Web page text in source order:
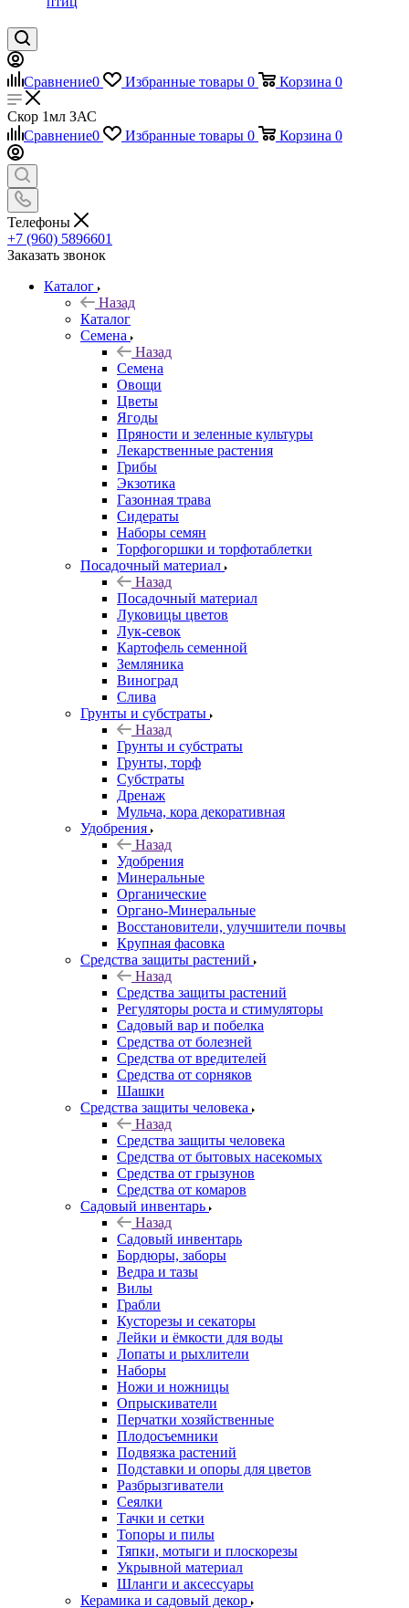
Сравнение0 Избранные товары 0 Корзина 0
Скор 1мл ЗАС
Сравнение0 Избранные товары 0 Корзина 0
Телефоны
+7 (960) 5896601
Заказать звонок
Каталог
Назад
Каталог
Семена
Назад
Семена
Овощи
Цветы
Ягоды
Пряности и зеленные культуры
Лекарственные растения
Грибы
Экзотика
Газонная трава
Сидераты
Наборы семян
Торфогоршки и торфотаблетки
Посадочный материал
Назад
Посадочный материал
Луковицы цветов
Лук-севок
Картофель семенной
Земляника
Виноград
Слива
Грунты и субстраты
Назад
Грунты и субстраты
Грунты, торф
Субстраты
Дренаж
Мульча, кора декоративная
Удобрения
Назад
Удобрения
Минеральные
Органические
Органо-Минеральные
Восстановители, улучшители почвы
Крупная фасовка
Средства защиты растений
Назад
Средства защиты растений
Регуляторы роста и стимуляторы
Садовый вар и побелка
Средства от болезней
Средства от вредителей
Средства от сорняков
Шашки
Средства защиты человека
Назад
Средства защиты человека
Средства от бытовых насекомых
Средства от грызунов
Средства от комаров
Садовый инвентарь
Назад
Садовый инвентарь
Бордюры, заборы
Ведра и тазы
Вилы
Грабли
Кусторезы и секаторы
Лейки и ёмкости для воды
Лопаты и рыхлители
Наборы
Ножи и ножницы
Опрыскиватели
Перчатки хозяйственные
Плодосъемники
Подвязка растений
Подставки и опоры для цветов
Разбрызгиватели
Сеялки
Тачки и сетки
Топоры и пилы
Тяпки, мотыги и плоскорезы
Укрывной материал
Шланги и аксессуары
Керамика и садовый декор